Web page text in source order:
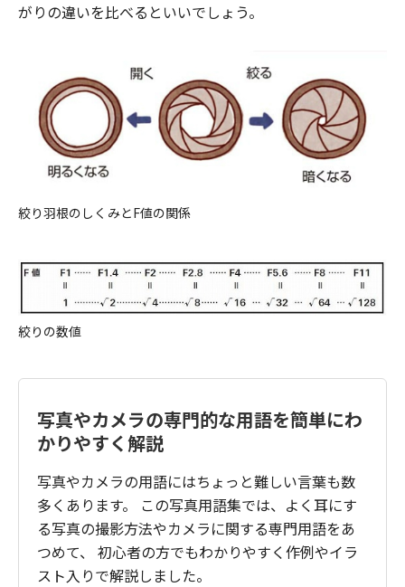
がりの違いを比べるといいでしょう。
絞り羽根のしくみとF値の関係
絞りの数値
写真やカメラの専門的な用語を簡単にわ
かりやすく解説
写真やカメラの用語にはちょっと難しい言葉も数
多くあります。 この写真用語集では、よく耳にす
る写真の撮影方法やカメラに関する専門用語をあ
つめて、 初心者の方でもわかりやすく作例やイラ
スト入りで解説しました。